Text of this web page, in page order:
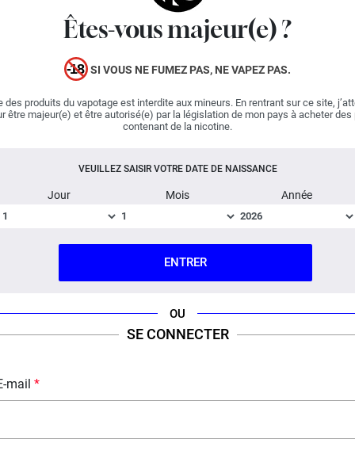
Êtes-vous majeur(e) ?
SI VOUS NE FUMEZ PAS, NE VAPEZ PAS.
des produits du vapotage est interdite aux mineurs. En rentrant sur ce site,
être majeur(e) et être autorisé(e) par la législation de mon pays à acheter
contenant de la nicotine.
VEUILLEZ SAISIR VOTRE DATE DE NAISSANCE
Jour Mois Année
ENTRER
OU
SE CONNECTER
mail
pressés avec ferveur, ces fruits dévoilent un elixir où
s'entrelacent délicatement acidité et sucrosité Pour
vague de fraîcheur aussi surprenante qu'addictive.
son art. Êtes-vous prêt à plonger dans cet univers ultra
savoureux et terriblement frais ?
Important : E-liquideboosté en arômes, vendu en flacon
de 60 ml.
sels de nicotine
Fabriqué en France ; Dosage PG/VG : 50% / 50%.